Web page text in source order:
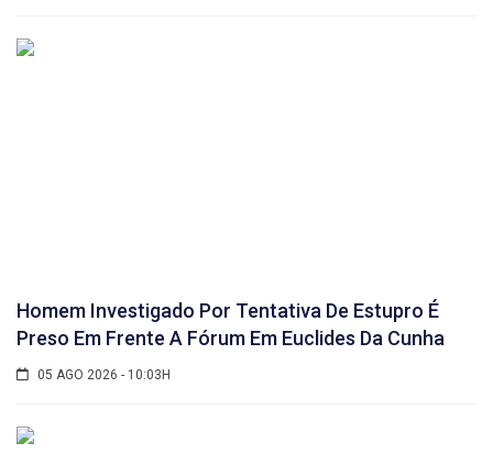
Homem Investigado Por Tentativa De Estupro É
Preso Em Frente A Fórum Em Euclides Da Cunha
05 AGO 2026 - 10:03H